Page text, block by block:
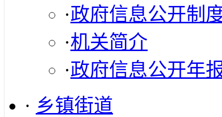
·政府信息公开制
·机关简介
·政府信息公开年
· 乡镇街道